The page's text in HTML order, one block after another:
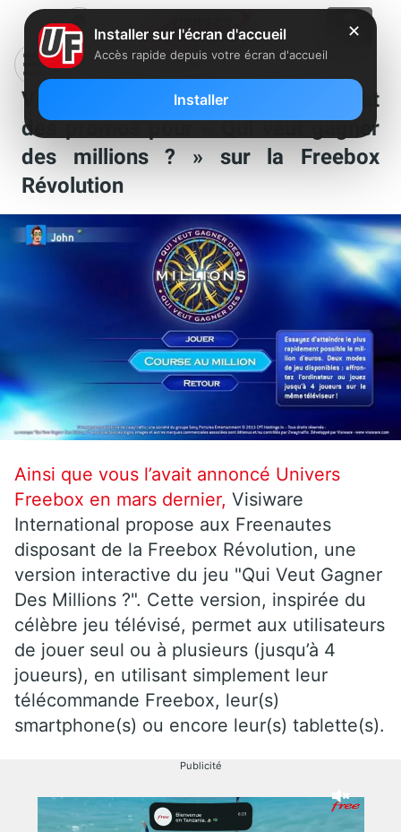
Visiware annonce des nouveautés et
des promos pour « Qui veut gagner
des millions ? » sur la Freebox
Révolution
Ainsi que vous l’avait annoncé Univers
Freebox en mars dernier, Visiware
International propose aux Freenautes
disposant de la Freebox Révolution, une
version interactive du jeu "Qui Veut Gagner
Des Millions ?". Cette version, inspirée du
célèbre jeu télévisé, permet aux utilisateurs
de jouer seul ou à plusieurs (jusqu’à 4
joueurs), en utilisant simplement leur
télécommande Freebox, leur(s)
smartphone(s) ou encore leur(s) tablette(s).
Publicité
✕
Installer sur l'écran d'accueil
Accès rapide depuis votre écran d'accueil
Installer